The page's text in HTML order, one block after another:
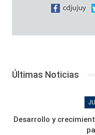
Últimas Noticias
Desarrollo y